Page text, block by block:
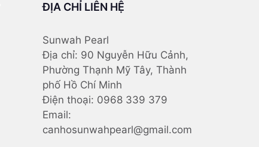
ĐỊA CHỈ LIÊN HỆ
Sunwah Pearl
Địa chỉ: 90 Nguyễn Hữu Cảnh,
Phường Thạnh Mỹ Tây, Thành
phố Hồ Chí Minh
Điện thoại: 0968 339 379
Email:
canhosunwahpearl@gmail.com